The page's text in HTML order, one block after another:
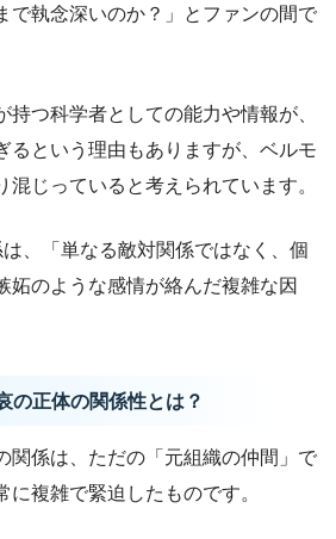
で執念深いのか？」とファンの間で
持つ科学者としての能力や情報が、
るという理由もありますが、ベルモ
混じっていると考えられています。
、「単なる敵対関係ではなく、個
妬のような感情が絡んだ複雑な因
の正体の関係性とは？
関係は、ただの「元組織の仲間」で
に複雑で緊迫したものです。